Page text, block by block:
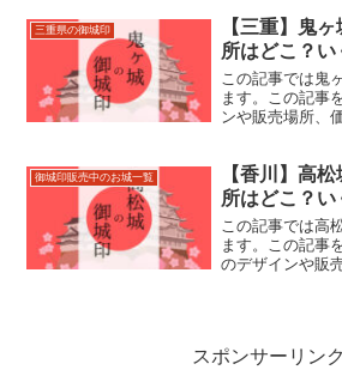
にお役立てくだ
三重県の御城印
【三重】鬼
所はどこ？い
この記事では鬼
ます。この記事
ンや販売場所、
ください。
御城印販売中のお城一覧
【香川】高
所はどこ？い
この記事では高
ます。この記事
のデザインや販
スポンサーリンク